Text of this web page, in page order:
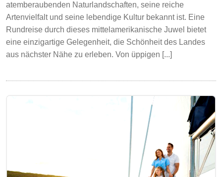
atemberaubenden Naturlandschaften, seine reiche
Artenvielfalt und seine lebendige Kultur bekannt ist. Eine
Rundreise durch dieses mittelamerikanische Juwel bietet
eine einzigartige Gelegenheit, die Schönheit des Landes
aus nächster Nähe zu erleben. Von üppigen [...]